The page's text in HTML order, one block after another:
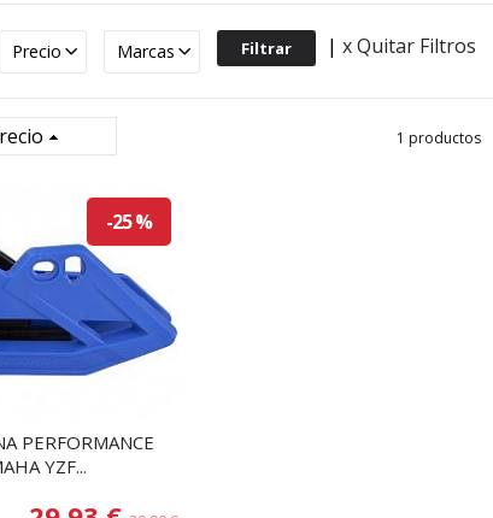
Precio Marcas | x Quitar Filtros
1 productos
-25 %
PERFORMANCE
YZF...